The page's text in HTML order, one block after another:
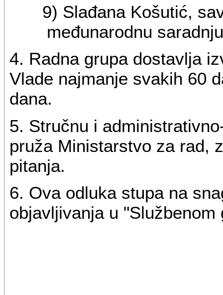
9) Slađana Košutić,
međunarodnu
4. Radna grupa dostavlja
Vlade najmanje svakih 60
dana.
5. Stručnu i
pruža Ministarstvo za rad,
pitanja.
6. Ova odluka stupa na
objavljivanja u